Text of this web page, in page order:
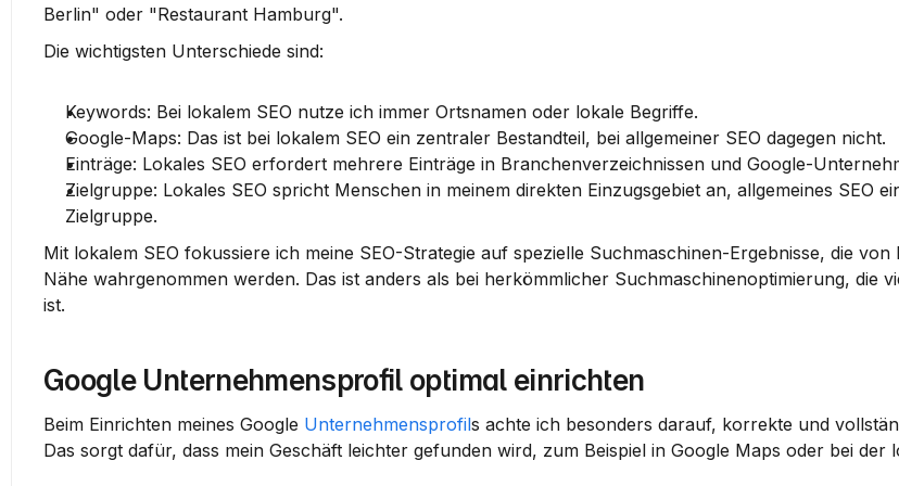
Berlin" oder "Restaurant Hamburg".
Die wichtigsten Unterschiede sind:
Keywords: Bei lokalem SEO nutze ich immer Ortsnamen oder lokale Begriffe.
Google-Maps: Das ist bei lokalem SEO ein zentraler Bestandteil, bei allgemeiner SEO dagegen nicht.
Einträge: Lokales SEO erfordert mehrere Einträge in Branchenverzeichnissen und Google-
Zielgruppe: Lokales SEO spricht Menschen in meinem direkten Einzugsgebiet an, allgemeines SEO
Zielgruppe.
Mit lokalem SEO fokussiere ich meine SEO-Strategie auf spezielle Suchmaschinen-Ergebnisse, die
Nähe wahrgenommen werden. Das ist anders als bei herkömmlicher Suchmaschinenoptimierung, die
ist.
Google Unternehmensprofil optimal einrichten
Beim Einrichten meines Google Unternehmensprofils achte ich besonders darauf, korrekte und
Das sorgt dafür, dass mein Geschäft leichter gefunden wird, zum Beispiel in Google Maps oder bei der